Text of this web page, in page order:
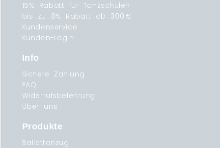
15% Rabatt für Tanzschulen
bis zu 8% Rabatt ab 300 €
Kundenservice
Kunden-Login
Info
Sichere Zahlung
FAQ
Widerrufsbelehrung
Über uns
Produkte
Ballettanzug